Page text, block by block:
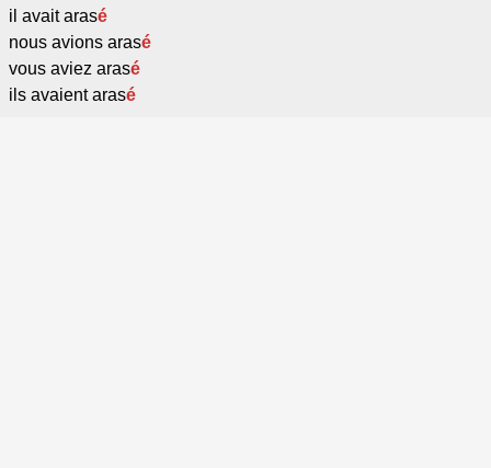
il avait arasé
nous avions arasé
vous aviez arasé
ils avaient arasé